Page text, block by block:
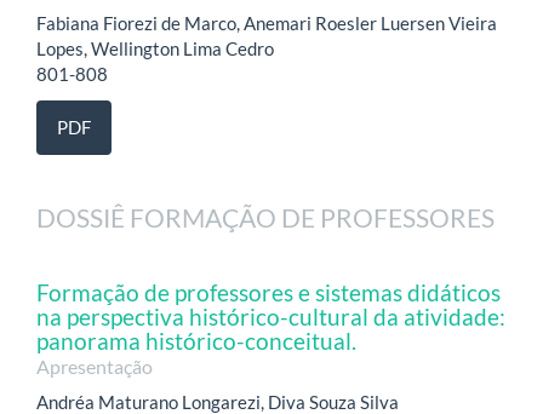
Fabiana Fiorezi de Marco, Anemari Roesler Luersen Vieira
Lopes, Wellington Lima Cedro
801-808
PDF
DOSSIÊ FORMAÇÃO DE PROFESSORES
Formação de professores e sistemas didáticos
na perspectiva histórico-cultural da atividade:
panorama histórico-conceitual.
Apresentação
Andréa Maturano Longarezi, Diva Souza Silva